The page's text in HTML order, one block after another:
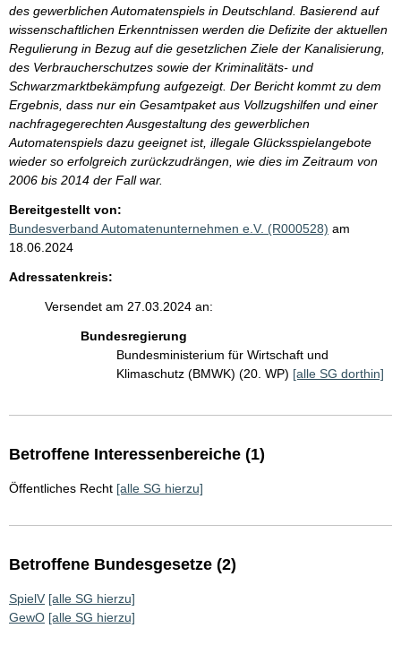
des gewerblichen Automatenspiels in Deutschland. Basierend auf
wissenschaftlichen Erkenntnissen werden die Defizite der aktuellen
Regulierung in Bezug auf die gesetzlichen Ziele der Kanalisierung,
des Verbraucherschutzes sowie der Kriminalitäts- und
Schwarzmarktbekämpfung aufgezeigt. Der Bericht kommt zu dem
Ergebnis, dass nur ein Gesamtpaket aus Vollzugshilfen und einer
nachfragegerechten Ausgestaltung des gewerblichen
Automatenspiels dazu geeignet ist, illegale Glücksspielangebote
wieder so erfolgreich zurückzudrängen, wie dies im Zeitraum von
2006 bis 2014 der Fall war.
Bereitgestellt von:
Bundesverband Automatenunternehmen e.V. (R000528) am
18.06.2024
Adressatenkreis:
Versendet am 27.03.2024 an:
Bundesregierung
Bundesministerium für Wirtschaft und
Klimaschutz (BMWK) (20. WP) [alle SG dorthin]
Betroffene Interessenbereiche (1)
Öffentliches Recht [alle SG hierzu]
Betroffene Bundesgesetze (2)
SpielV [alle SG hierzu]
GewO [alle SG hierzu]